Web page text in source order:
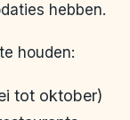
hebben.
houden:
tot oktober)